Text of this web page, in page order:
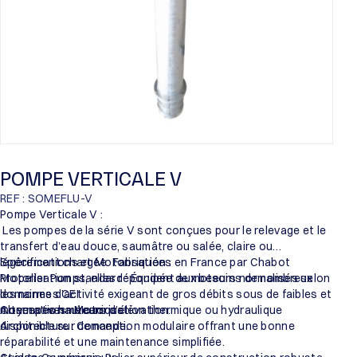
POMPE VERTICALE V
REF : SOMEFLU-V
Pompe Verticale V :
Les pompes de la série V sont conçues pour le relevage et le
transfert d’eau douce, saumâtre ou salée, claire ou
légèrement chargée. Fabriquées en France par Chabot
Propeller Pumps, elles répondent aux besoins de nombreux
domaines d’activité exigeant de gros débits sous de faibles et
moyennes hauteurs d’élévation.
Spécifications et Motorisation :
Motorisation standard : Équipée de moteurs normalisés selon
les normes CEI.
Alternatives : Motorisation thermique ou hydraulique
disponible sur demande.
Conception mécanique :
Architecture : Conception modulaire offrant une bonne
réparabilité et une maintenance simplifiée.